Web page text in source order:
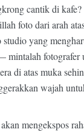
cantik di
foto dari arah
yang
mintalah fotografer
di atas muka
wajah
akan mengekspos